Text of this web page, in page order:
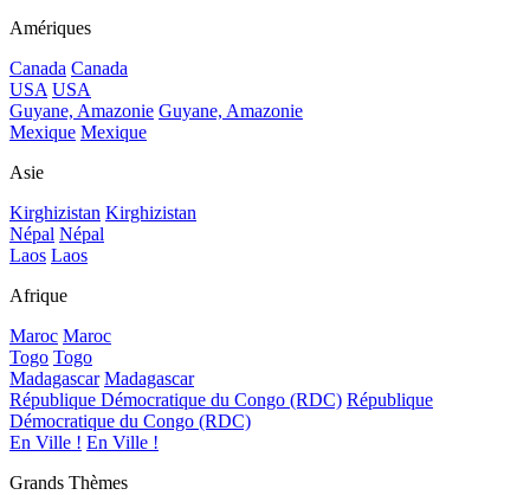
Amériques
Canada Canada
USA USA
Guyane, Amazonie Guyane, Amazonie
Mexique Mexique
Asie
Kirghizistan Kirghizistan
Népal Népal
Laos Laos
Afrique
Maroc Maroc
Togo Togo
Madagascar Madagascar
République Démocratique du Congo (RDC) République
Démocratique du Congo (RDC)
En Ville ! En Ville !
Grands Thèmes